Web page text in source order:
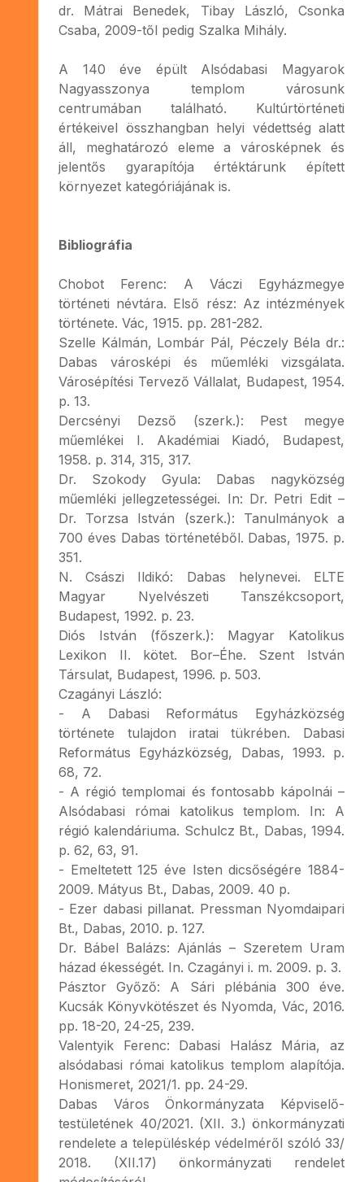
dr. Mátrai Benedek, Tibay László, Csonka
Csaba, 2009-től pedig Szalka Mihály.
A 140 éve épült Alsódabasi Magyarok
Nagyasszonya templom városunk
centrumában található. Kultúrtörténeti
értékeivel összhangban helyi védettség alatt
áll, meghatározó eleme a városképnek és
jelentős gyarapítója értéktárunk épített
környezet kategóriájának is.
Bibliográfia
Chobot Ferenc: A Váczi Egyházmegye
történeti névtára. Első rész: Az intézmények
története. Vác, 1915. pp. 281-282.
Szelle Kálmán, Lombár Pál, Péczely Béla dr.:
Dabas városképi és műemléki vizsgálata.
Városépítési Tervező Vállalat, Budapest, 1954.
p. 13.
Dercsényi Dezső (szerk.): Pest megye
műemlékei I. Akadémiai Kiadó, Budapest,
1958. p. 314, 315, 317.
Dr. Szokody Gyula: Dabas nagyközség
műemléki jellegzetességei. In: Dr. Petri Edit –
Dr. Torzsa István (szerk.): Tanulmányok a
700 éves Dabas történetéből. Dabas, 1975. p.
351.
N. Császi Ildikó: Dabas helynevei. ELTE
Magyar Nyelvészeti Tanszékcsoport,
Budapest, 1992. p. 23.
Diós István (főszerk.): Magyar Katolikus
Lexikon II. kötet. Bor–Éhe. Szent István
Társulat, Budapest, 1996. p. 503.
Czagányi László:
- A Dabasi Református Egyházközség
története tulajdon iratai tükrében. Dabasi
Református Egyházközség, Dabas, 1993. p.
68, 72.
- A régió templomai és fontosabb kápolnái –
Alsódabasi római katolikus templom. In: A
régió kalendáriuma. Schulcz Bt., Dabas, 1994.
p. 62, 63, 91.
- Emeltetett 125 éve Isten dicsőségére 1884-
2009. Mátyus Bt., Dabas, 2009. 40 p.
- Ezer dabasi pillanat. Pressman Nyomdaipari
Bt., Dabas, 2010. p. 127.
Dr. Bábel Balázs: Ajánlás – Szeretem Uram
házad ékességét. In. Czagányi i. m. 2009. p. 3.
Pásztor Győző: A Sári plébánia 300 éve.
Kucsák Könyvkötészet és Nyomda, Vác, 2016.
pp. 18-20, 24-25, 239.
Valentyik Ferenc: Dabasi Halász Mária, az
alsódabasi római katolikus templom alapítója.
Honismeret, 2021/1. pp. 24-29.
Dabas Város Önkormányzata Képviselő-
testületének 40/2021. (XII. 3.) önkormányzati
rendelete a településkép védelméről szóló 33/
2018. (XII.17) önkormányzati rendelet